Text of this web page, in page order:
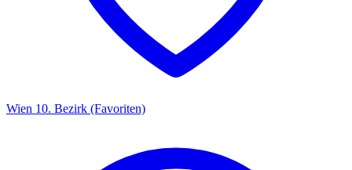
Wien 10. Bezirk (Favoriten)